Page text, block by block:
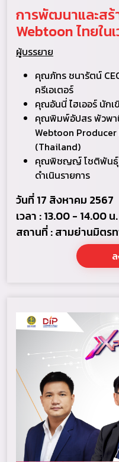
การพัฒนาและส
Webtoon ไทยใน
ผู้บรรยาย
คุณภัทร ชนารัตน์
ครีเอเตอร์
คุณอันนี่ ไฮเออร์ นัก
คุณพิมพ์อัปสร พัวพา
Webtoon
(Thailand)
คุณพิชญญ์ โชติพันธุ์
ดําเนินรายการ
วันที่ 17 สิงหาคม 2567
เวลา : 13.00 - 14.00 น.
สถานที่ : สามย่านมิตร